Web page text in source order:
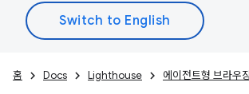
홈 Docs Lighthouse 에이전트형 브라우